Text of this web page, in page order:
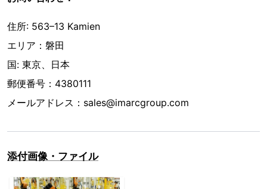
住所: 563–13 Kamien
エリア：磐田
国: 東京、日本
郵便番号：4380111
メールアドレス：sales@imarcgroup.com
添付画像・ファイル